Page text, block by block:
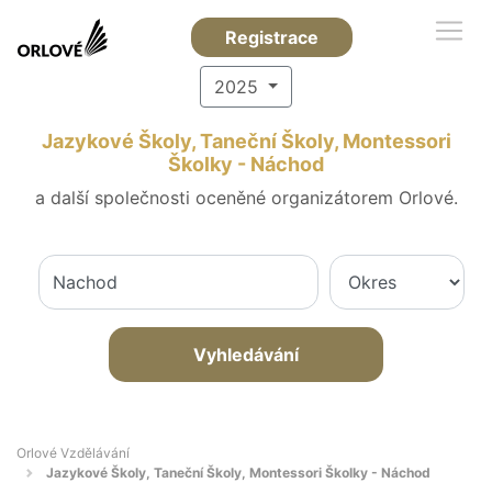
Registrace
2025
Jazykové Školy, Taneční Školy, Montessori
Školky - Náchod
a další společnosti oceněné organizátorem Orlové.
Vyhledávání
Orlové Vzdělávání
Jazykové Školy, Taneční Školy, Montessori Školky - Náchod